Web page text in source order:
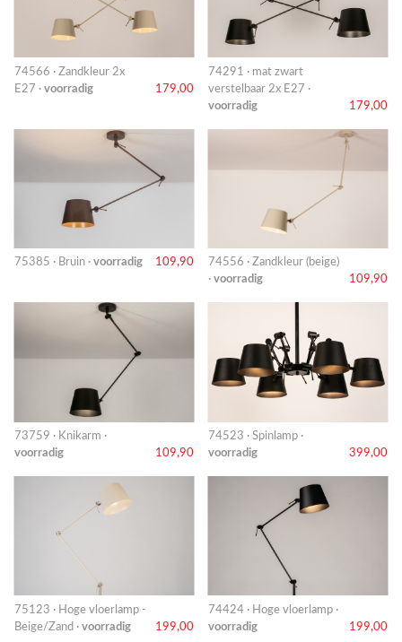
74566 · Zandkleur 2x
E27 · voorradig 179,00
74291 · mat zwart
verstelbaar 2x E27 ·
voorradig
179,00
75385 · Bruin · voorradig 109,90
74556 · Zandkleur (beige)
· voorradig 109,90
73759 · Knikarm ·
voorradig
109,90
74523 · Spinlamp ·
voorradig
399,00
75123 · Hoge vloerlamp -
Beige/Zand · voorradig 199,00
74424 · Hoge vloerlamp ·
voorradig
199,00